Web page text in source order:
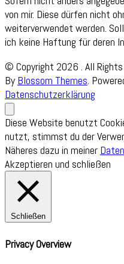
von mir. Diese dürfen nicht
weiterverwendet werden.
ich keine Haftung für deren
© Copyright 2026 . All
By Blossom Themes.
Datenschutzerklärung
Diese Website benutzt
nutzt, stimmst du der
Näheres dazu in meiner
Akzeptieren und schließen
Schließen
Privacy Overview